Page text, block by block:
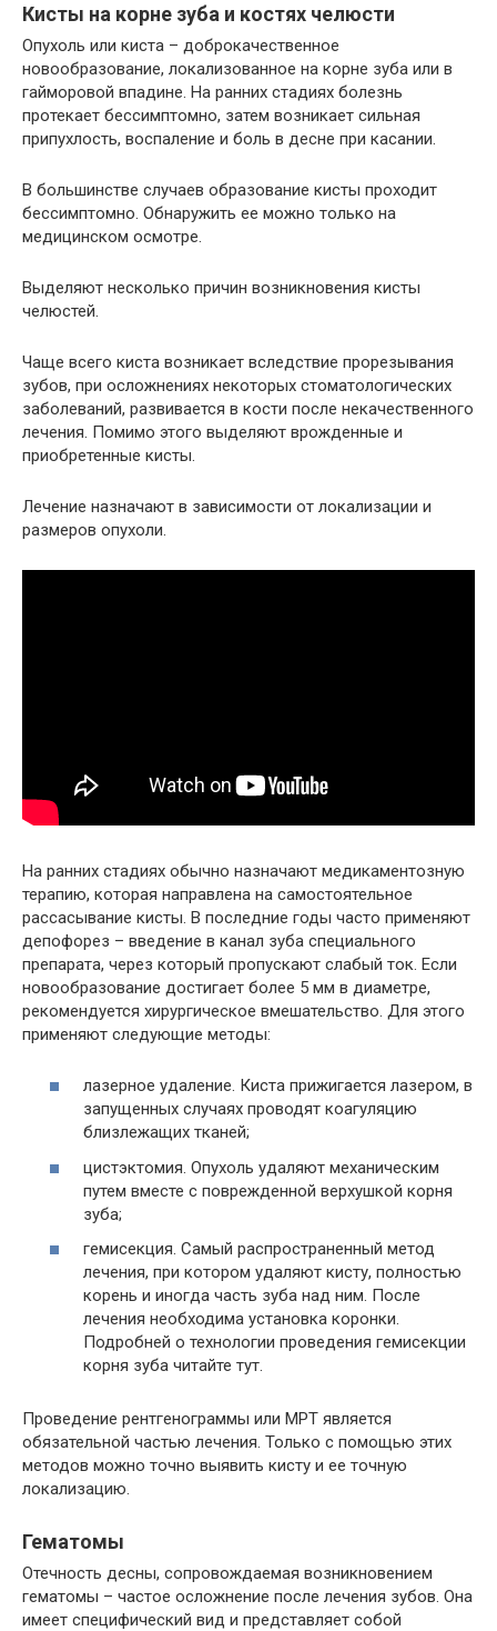
Кисты на корне зуба и костях челюсти
Опухоль или киста – доброкачественное
новообразование, локализованное на корне зуба или в
гайморовой впадине. На ранних стадиях болезнь
протекает бессимптомно, затем возникает сильная
припухлость, воспаление и боль в десне при касании.
В большинстве случаев образование кисты проходит
бессимптомно. Обнаружить ее можно только на
медицинском осмотре.
Выделяют несколько причин возникновения кисты
челюстей.
Чаще всего киста возникает вследствие прорезывания
зубов, при осложнениях некоторых стоматологических
заболеваний, развивается в кости после некачественного
лечения. Помимо этого выделяют врожденные и
приобретенные кисты.
Лечение назначают в зависимости от локализации и
размеров опухоли.
На ранних стадиях обычно назначают медикаментозную
терапию, которая направлена на самостоятельное
рассасывание кисты. В последние годы часто применяют
депофорез – введение в канал зуба специального
препарата, через который пропускают слабый ток. Если
новообразование достигает более 5 мм в диаметре,
рекомендуется хирургическое вмешательство. Для этого
применяют следующие методы:
лазерное удаление. Киста прижигается лазером, в
запущенных случаях проводят коагуляцию
близлежащих тканей;
цистэктомия. Опухоль удаляют механическим
путем вместе с поврежденной верхушкой корня
зуба;
гемисекция. Самый распространенный метод
лечения, при котором удаляют кисту, полностью
корень и иногда часть зуба над ним. После
лечения необходима установка коронки.
Подробней о технологии проведения гемисекции
корня зуба читайте тут.
Проведение рентгенограммы или МРТ является
обязательной частью лечения. Только с помощью этих
методов можно точно выявить кисту и ее точную
локализацию.
Гематомы
Отечность десны, сопровождаемая возникновением
гематомы – частое осложнение после лечения зубов. Она
имеет специфический вид и представляет собой